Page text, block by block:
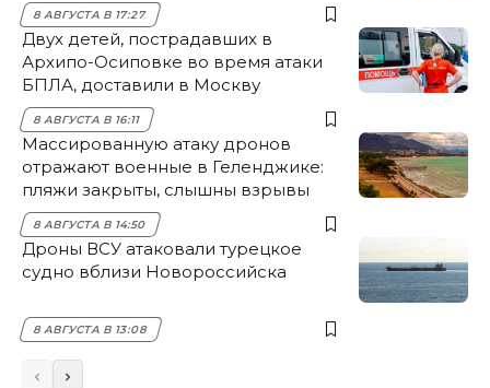
8 АВГУСТА В 17:27
Двух детей, пострадавших в
Архипо-Осиповке во время атаки
БПЛА, доставили в Москву
8 АВГУСТА В 16:11
Массированную атаку дронов
отражают военные в Геленджике:
пляжи закрыты, слышны взрывы
8 АВГУСТА В 14:50
Дроны ВСУ атаковали турецкое
судно вблизи Новороссийска
8 АВГУСТА В 13:08